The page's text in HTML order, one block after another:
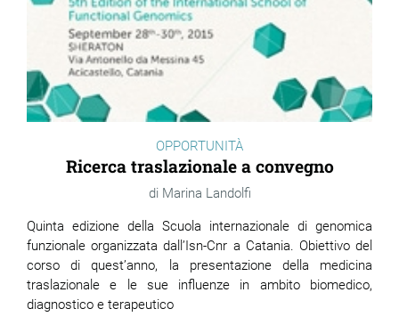
OPPORTUNITÀ
Ricerca traslazionale a convegno
Marina Landolfi
Quinta edizione della Scuola internazionale di genomica
funzionale organizzata dall’Isn-Cnr a Catania. Obiettivo del
corso di quest’anno, la presentazione della medicina
traslazionale e le sue influenze in ambito biomedico,
diagnostico e terapeutico